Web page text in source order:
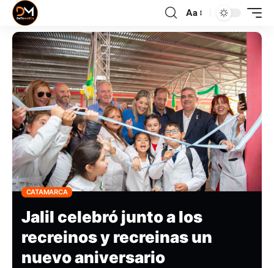
Aa
CATAMARCA
Jalil celebró junto a los
recreinos y recreinas un
nuevo aniversario